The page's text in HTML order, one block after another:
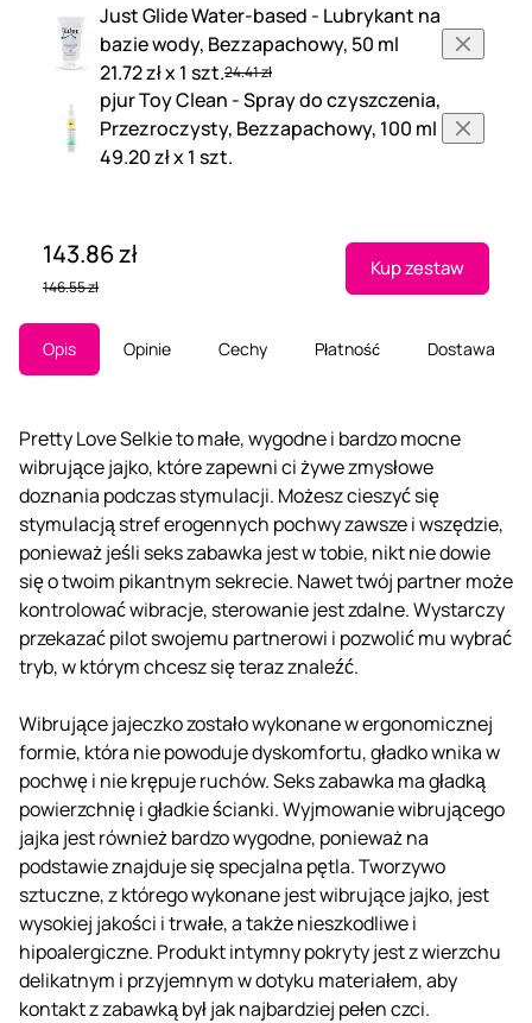
Just Glide Water-based - Lubrykant na
bazie wody, Bezzapachowy, 50 ml
21.72 zł x 1 szt.24.41 zł
pjur Toy Clean - Spray do czyszczenia,
Przezroczysty, Bezzapachowy, 100 ml
49.20 zł x 1 szt.
143.86 zł
146.55 zł
Kup zestaw
Opis Opinie Cechy Płatność Dostawa
Pretty Love Selkie to małe, wygodne i bardzo mocne
wibrujące jajko, które zapewni ci żywe zmysłowe
doznania podczas stymulacji. Możesz cieszyć się
stymulacją stref erogennych pochwy zawsze i wszędzie,
ponieważ jeśli seks zabawka jest w tobie, nikt nie dowie
się o twoim pikantnym sekrecie. Nawet twój partner może
kontrolować wibracje, sterowanie jest zdalne. Wystarczy
przekazać pilot swojemu partnerowi i pozwolić mu wybrać
tryb, w którym chcesz się teraz znaleźć.
Wibrujące jajeczko zostało wykonane w ergonomicznej
formie, która nie powoduje dyskomfortu, gładko wnika w
pochwę i nie krępuje ruchów. Seks zabawka ma gładką
powierzchnię i gładkie ścianki. Wyjmowanie wibrującego
jajka jest również bardzo wygodne, ponieważ na
podstawie znajduje się specjalna pętla. Tworzywo
sztuczne, z którego wykonane jest wibrujące jajko, jest
wysokiej jakości i trwałe, a także nieszkodliwe i
hipoalergiczne. Produkt intymny pokryty jest z wierzchu
delikatnym i przyjemnym w dotyku materiałem, aby
kontakt z zabawką był jak najbardziej pełen czci.